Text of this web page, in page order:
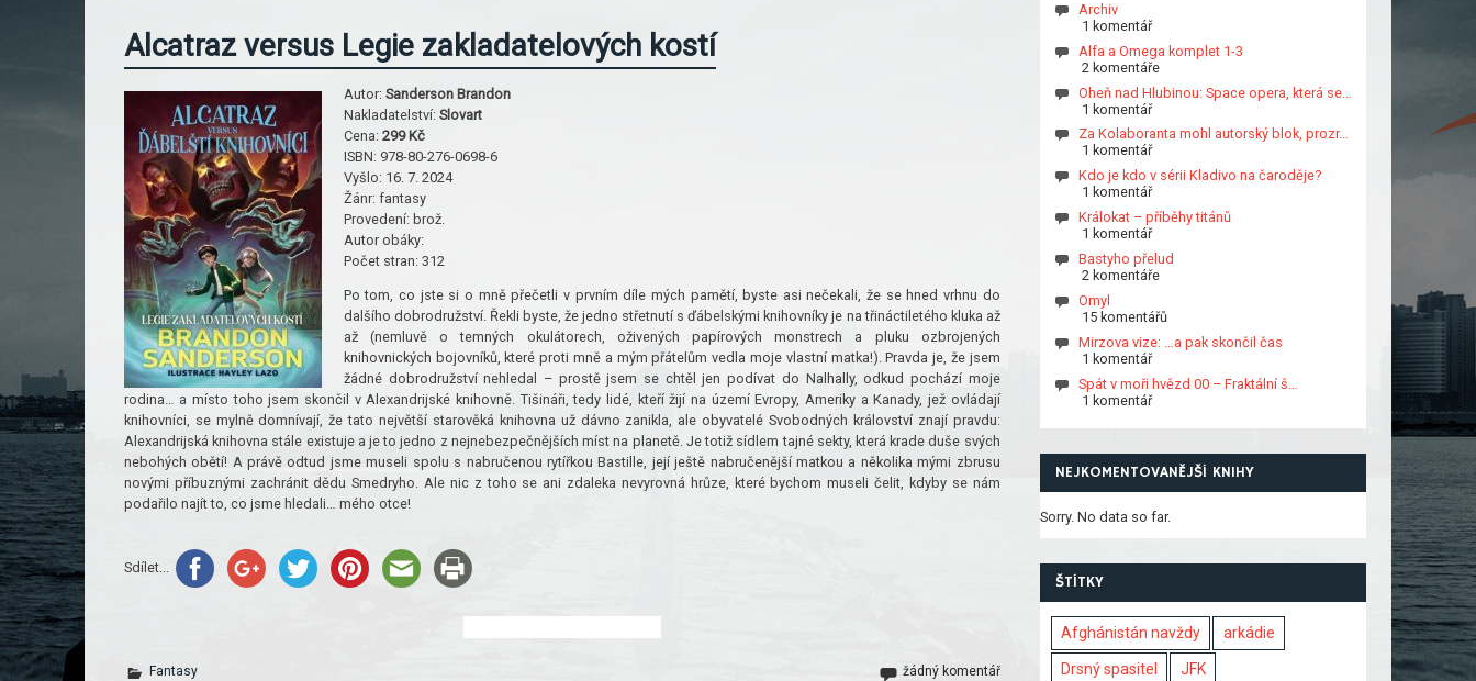
Alcatraz versus Legie zakladatelových kostí
Autor: Sanderson Brandon
Nakladatelství: Slovart
Cena: 299 Kč
ISBN: 978-80-276-0698-6
Vyšlo: 16. 7. 2024
Žánr: fantasy
Provedení: brož.
Autor obáky:
Počet stran: 312
Po tom, co jste si o mně přečetli v prvním díle mých pamětí, byste asi nečekali, že se hned vrhnu do
dalšího dobrodružství. Řekli byste, že jedno střetnutí s ďábelskými knihovníky je na třináctiletého kluka až
až (nemluvě o temných okulátorech, oživených papírových monstrech a pluku ozbrojených
knihovnických bojovníků, které proti mně a mým přátelům vedla moje vlastní matka!). Pravda je, že jsem
žádné dobrodružství nehledal – prostě jsem se chtěl jen podívat do Nalhally, odkud pochází moje
rodina… a místo toho jsem skončil v Alexandrijské knihovně. Tišináři, tedy lidé, kteří žijí na území Evropy, Ameriky a Kanady, jež ovládají
knihovníci, se mylně domnívají, že tato největší starověká knihovna už dávno zanikla, ale obyvatelé Svobodných království znají pravdu:
Alexandrijská knihovna stále existuje a je to jedno z nejnebezpeč­nějších míst na planetě. Je totiž sídlem tajné sekty, která krade duše svých
nebohých obětí! A právě odtud jsme museli spolu s nabručenou rytířkou Bastille, její ještě nabručenější matkou a několika mými zbrusu
novými příbuznými zachránit dědu Smedryho. Ale nic z toho se ani zdaleka nevyrovná hrůze, které bychom museli čelit, kdyby se nám
podařilo najít to, co jsme hledali… mého otce!
Sdílet...
Fantasy žádný komentář
Archiv
1 komentář
Alfa a Omega komplet 1-3
2 komentáře
Oheň nad Hlubinou: Space opera, která se…
1 komentář
Za Kolaboranta mohl autorský blok, prozr…
1 komentář
Kdo je kdo v sérii Kladivo na čaroděje?
1 komentář
Králokat – příběhy titánů
1 komentář
Bastyho přelud
2 komentáře
Omyl
15 komentářů
Mirzova vize: …a pak skončil čas
1 komentář
Spát v moři hvězd 00 – Fraktální š…
1 komentář
NEJKOMENTOVANĚJŠÍ KNIHY
Sorry. No data so far.
ŠTÍTKY
Afghánistán navždy arkádie
Drsný spasitel JFK